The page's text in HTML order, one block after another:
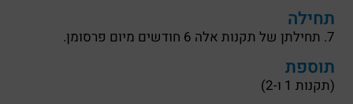
תחילה
7. תחילתן של תקנות אלה 6 חודשים מיום פרסומן.
תוספת
(תקנות 1 ו-2)